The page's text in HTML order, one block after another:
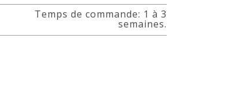
Temps de commande: 1 à 3
semaines.